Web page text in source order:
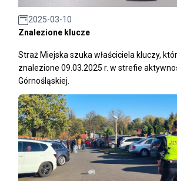
2025-03-10
Znalezione klucze
Straż Miejska szuka właściciela kluczy,
znalezione 09.03.2025 r. w strefie
Górnośląskiej.